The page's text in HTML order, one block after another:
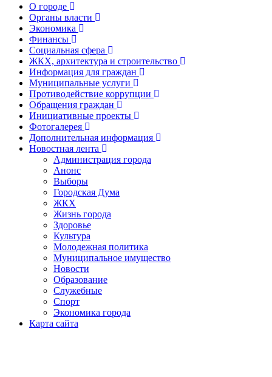
О городе
Органы власти
Экономика
Финансы
Социальная сфера
ЖКХ, архитектура и строительство
Информация для граждан
Муниципальные услуги
Противодействие коррупции
Обращения граждан
Инициативные проекты
Фотогалерея
Дополнительная информация
Новостная лента
Администрация города
Анонс
Выборы
Городская Дума
ЖКХ
Жизнь города
Здоровье
Культура
Молодежная политика
Муниципальное имущество
Новости
Образование
Служебные
Спорт
Экономика города
Карта сайта